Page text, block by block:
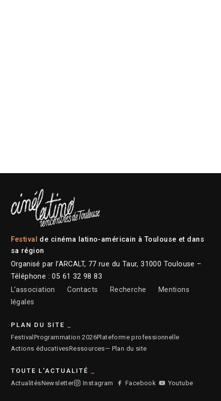
Festival de cinéma latino-américain à Toulouse et dans
sa région
Organisé par l’ARCALT, 77 rue du Taur, 31000 Toulouse –
Téléphone : 05 61 32 98 83
L’association
Contacts Recherche
Mentions
légales
PLAN DU SITE
Festival Programmation 2026Plateforme professionnelle
Actions éducativesRessources— Plan du site
TOUTE L'ACTUALITÉ
ActualitésNewsletter Instagram Facebook Youtube